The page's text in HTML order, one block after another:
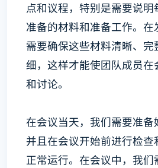
点和议程，特别是需要说
准备的材料和准备工作。
需要确保这些材料清晰、完
细，这样才能使团队成员在
和讨论。
在会议当天，我们需要准备
并且在会议开始前进行检
正常运行。在会议中，我